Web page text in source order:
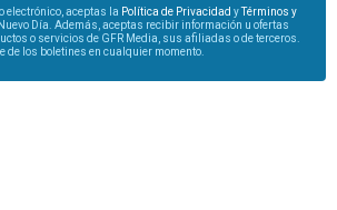
electrónico, aceptas la Política de Privacidad yTérminos y
Día. Además, aceptas recibir información u ofertas
o servicios de GFR Media, sus afiliadas o de terceros.
de los boletines en cualquier momento.